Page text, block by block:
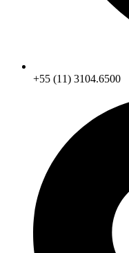
+55 (11) 3104.6500